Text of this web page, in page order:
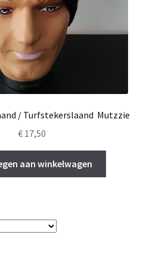
/ Turfstekerslaand Mutzzie
€17,50
aan winkelwagen